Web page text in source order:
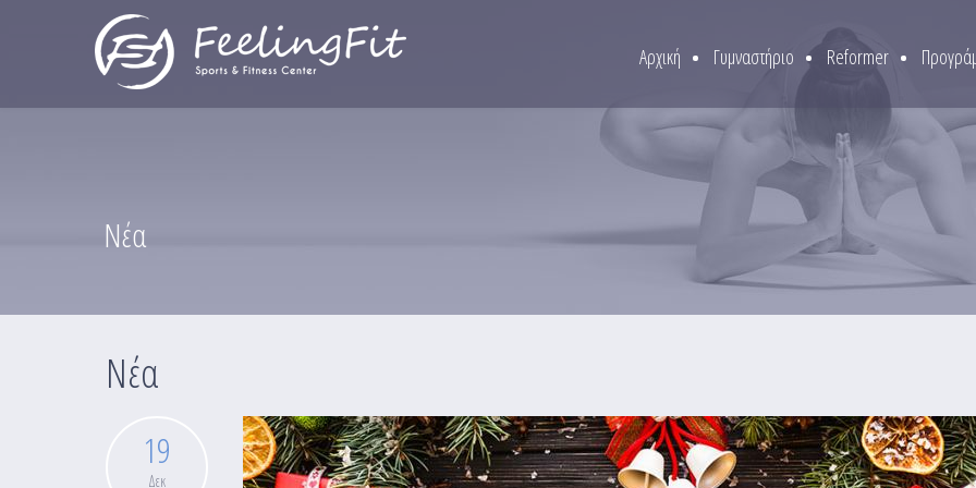
Παράκαμψη προς το κυρίως περιεχόμενο
Αρχική Γυμναστήριο Reformer
Νέα
Νέα
19
Δεκ